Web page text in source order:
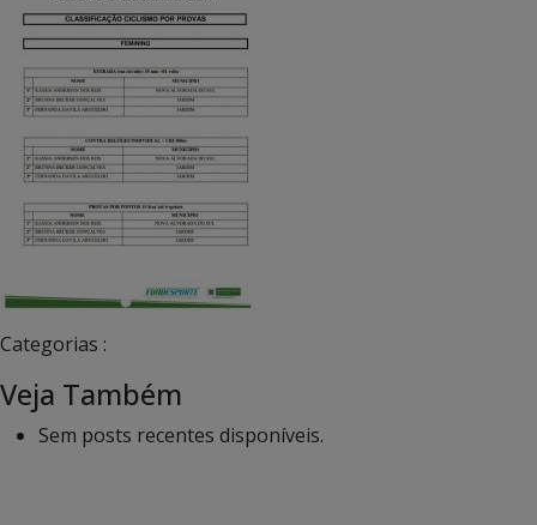
Categorias :
Veja Também
Sem posts recentes disponíveis.